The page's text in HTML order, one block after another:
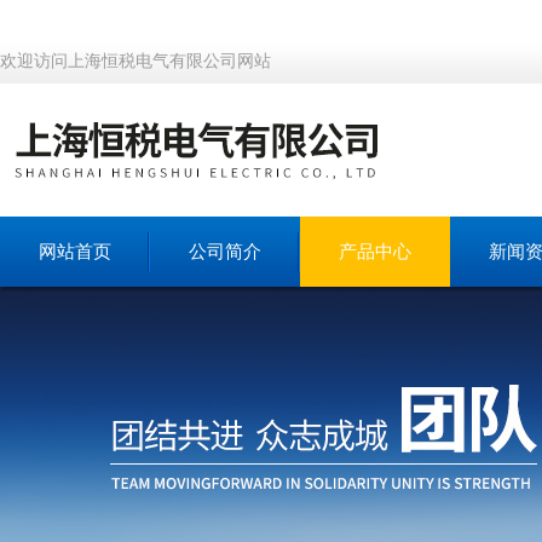
欢迎访问上海恒税电气有限公司网站
网站首页 公司简介 产品中心 新闻